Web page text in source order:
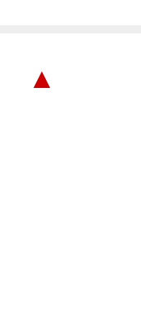
▲